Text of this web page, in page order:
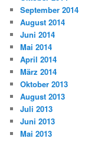
September 2014
August 2014
Juni 2014
Mai 2014
April 2014
März 2014
Oktober 2013
August 2013
Juli 2013
Juni 2013
Mai 2013